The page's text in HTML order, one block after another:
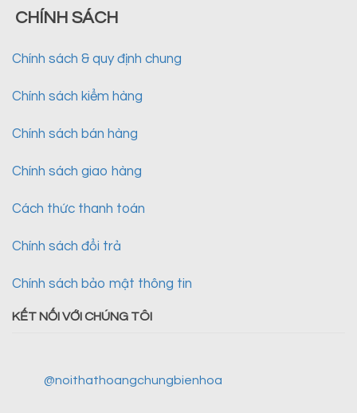
CHÍNH SÁCH
Chính sách & quy định chung
Chính sách kiểm hàng
Chính sách bán hàng
Chính sách giao hàng
Cách thức thanh toán
Chính sách đổi trả
Chính sách bảo mật thông tin
KẾT NỐI VỚI CHÚNG TÔI
@noithathoangchungbienhoa